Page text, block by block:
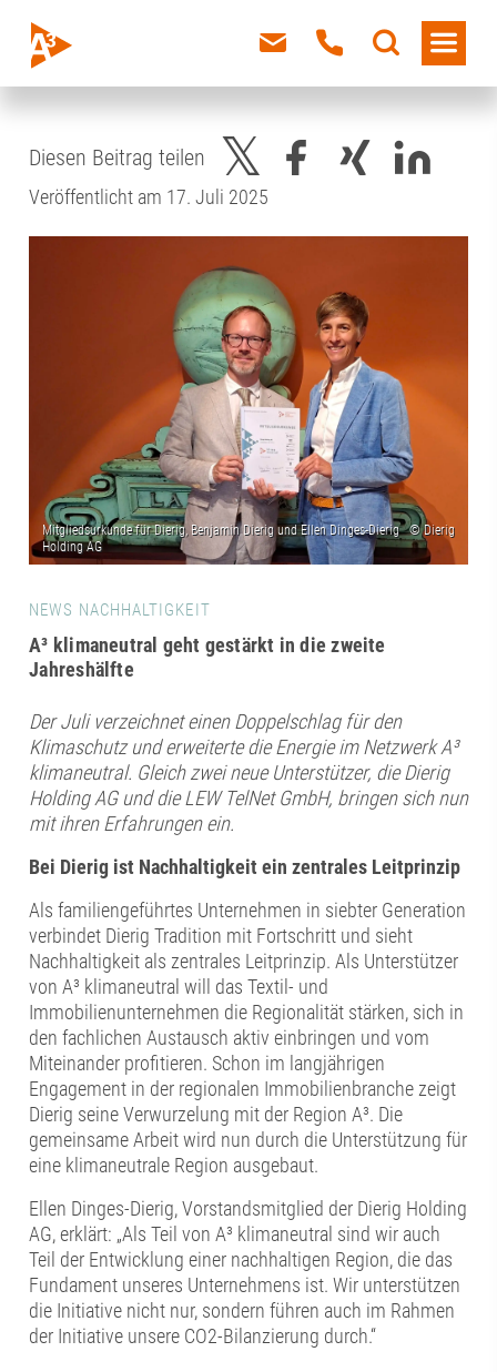
Diesen Beitrag teilen
Veröffentlicht am 17. Juli 2025
NEWS NACHHALTIGKEIT
A³ klimaneutral geht gestärkt in die zweite
Jahreshälfte
Der Juli verzeichnet einen Doppelschlag für den
Klimaschutz und erweiterte die Energie im Netzwerk A³
klimaneutral. Gleich zwei neue Unterstützer, die Dierig
Holding AG und die LEW TelNet GmbH, bringen sich nun
mit ihren Erfahrungen ein.
Bei Dierig ist Nachhaltigkeit ein zentrales Leitprinzip
Als familiengeführtes Unternehmen in siebter Generation
verbindet Dierig Tradition mit Fortschritt und sieht
Nachhaltigkeit als zentrales Leitprinzip. Als Unterstützer
von A³ klimaneutral will das Textil- und
Immobilienunternehmen die Regionalität stärken, sich in
den fachlichen Austausch aktiv einbringen und vom
Miteinander profitieren. Schon im langjährigen
Engagement in der regionalen Immobilienbranche zeigt
Dierig seine Verwurzelung mit der Region A³. Die
gemeinsame Arbeit wird nun durch die Unterstützung für
eine klimaneutrale Region ausgebaut.
Ellen Dinges-Dierig, Vorstandsmitglied der Dierig Holding
AG, erklärt: „Als Teil von A³ klimaneutral sind wir auch
Teil der Entwicklung einer nachhaltigen Region, die das
Fundament unseres Unternehmens ist. Wir unterstützen
die Initiative nicht nur, sondern führen auch im Rahmen
der Initiative unsere CO2-Bilanzierung durch.“